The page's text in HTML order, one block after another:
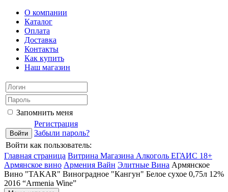
О компании
Каталог
Оплата
Доставка
Контакты
Как купить
Наш магазин
Запомнить меня
Регистрация
Забыли пароль?
Войти как пользователь:
Главная страница Витрина Магазина Алкоголь ЕГАИС 18+
Армянское вино Армения Вайн Элитные Вина Армянское
Вино "TAKAR" Виноградное "Кангун" Белое сухое 0,75л 12%
2016 “Armenia Wine”